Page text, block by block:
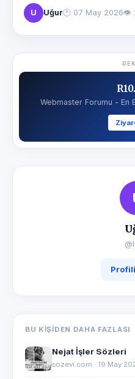
U Uğur🕐 07 May 2026👁
Webmaster Forumu - En
BU KIŞIDEN DAHA FAZLASI
Nejat İşler Sözleri
sozevi.com · 19 May